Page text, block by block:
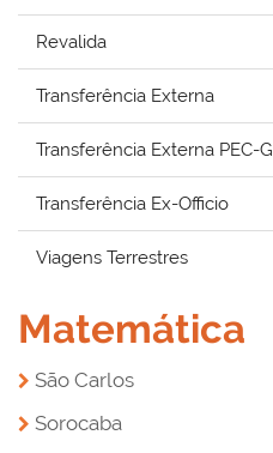
Revalida
Transferência Externa
Transferência Externa PEC-G
Transferência Ex-Officio
Viagens Terrestres
Matemática
São Carlos
Sorocaba